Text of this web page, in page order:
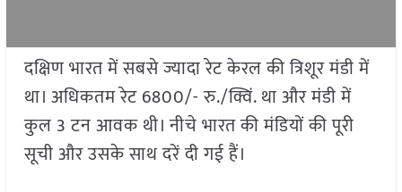
दक्षिण भारत में सबसे ज्यादा रेट केरल की त्रिशूर मंडी में
था। अधिकतम रेट 6800/- रु./क्विं. था और मंडी में
कुल 3 टन आवक थी। नीचे भारत की मंडियों की पूरी
सूची और उसके साथ दरें दी गई हैं।